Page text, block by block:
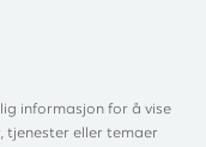
sort
informasjon for å vise
tjenester eller temaer